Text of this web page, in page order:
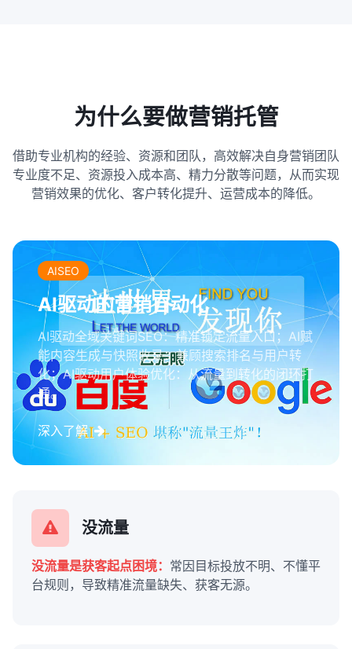
为什么要做营销托管
借助专业机构的经验、资源和团队，高效解决自身营销团队
专业度不足、资源投入成本高、精力分散等问题，从而实现
营销效果的优化、客户转化提升、运营成本的降低。
AISEO
AI驱动的营销自动化
AI驱动全域关键词SEO：精准锁定流量入口；AI赋
能内容生成与快照收录：兼顾搜索排名与用户转
化；AI驱动用户体验优化：从流量到转化的闭环打
通。
深入了解
没流量
没流量是获客起点困境： 常因目标投放不明、不懂平
台规则，导致精准流量缺失、获客无源。